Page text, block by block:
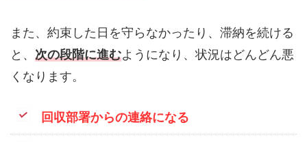
また、約束した日を守らなかったり、滞納を続ける
と、 次の段階に進むようになり、状況はどんどん悪
くなります。
回収部署からの連絡になる